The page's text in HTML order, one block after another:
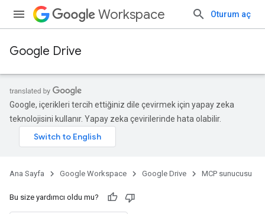
Workspace Oturum aç
Google Drive
Google, içerikleri tercih ettiğiniz dile çevirmek için yapay zeka
teknolojisini kullanır. Yapay zeka çevirilerinde hata olabilir.
Ana Sayfa Google Workspace Google Drive MCP sunucusu
Bu size yardımcı oldu mu?